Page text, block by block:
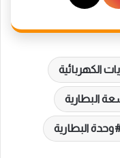
الكهربائية
البطارية
وحدة البطارية